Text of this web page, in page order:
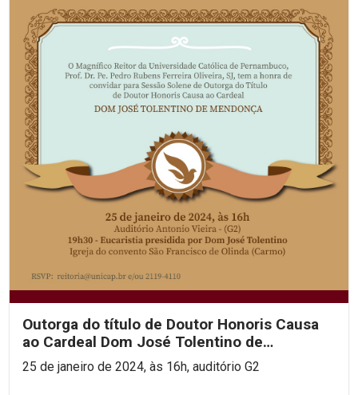
Outorga do título de Doutor Honoris Causa
ao Cardeal Dom José Tolentino de
Mendonça
25 de janeiro de 2024, às 16h, auditório G2